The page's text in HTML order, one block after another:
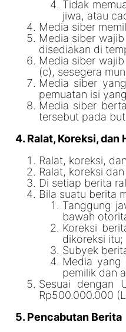
Tidak
jiwa, atau
Media siber
Media siber
disediakan di
Media siber
(c), sesegera
Media siber
pemuatan isi
Media siber
tersebut pada
4. Ralat, Koreksi, dan
Ralat, koreksi,
Ralat, koreksi
Di setiap berita
Bila suatu berita
Tanggung
bawah
Koreksi
dikoreksi itu;
Subyek
Media yang
pemilik dan
Sesuai dengan
Rp500.000.000
5. Pencabutan Berita